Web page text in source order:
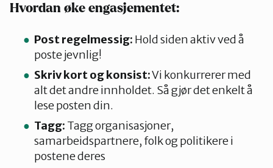
Hvordan øke engasjementet:
Post regelmessig: Hold siden aktiv ved å
poste jevnlig!
Skriv kort og konsist:Vi konkurrerer med
alt det andre innholdet. Så gjør det enkelt å
lese posten din.
Tagg: Tagg organisasjoner,
samarbeidspartnere, folk og politikere i
postene deres